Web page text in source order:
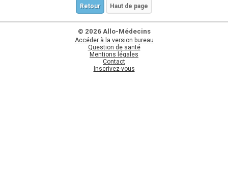
Retour Haut de page
© 2026 Allo-Médecins
Accéder à la version bureau
Question de santé
Mentions légales
Contact
Inscrivez-vous